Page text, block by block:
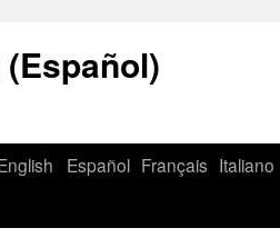
Español Français Italiano